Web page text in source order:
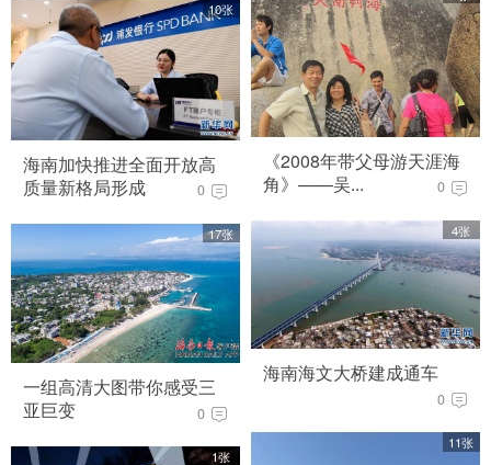
10张
海南加快推进全面开放高
质量新格局形成
0
17张
一组高清大图带你感受三
亚巨变
0
1张
《2008年带父母游天涯海
角》——吴...
0
4张
海南海文大桥建成通车
0
11张